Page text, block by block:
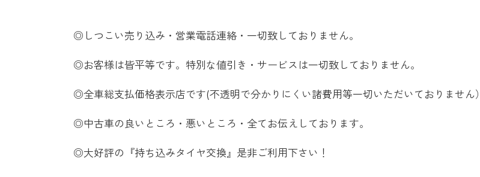
◎しつこい売り込み・営業電話連絡・一切致しておりません。
◎お客様は皆平等です。特別な値引き・サービスは一切致しておりません。
◎全車総支払価格表示店です(不透明で分かりにくい諸費用等一切いただいておりません）
◎中古車の良いところ・悪いところ・全てお伝えしております。
◎大好評の『持ち込みタイヤ交換』是非ご利用下さい！